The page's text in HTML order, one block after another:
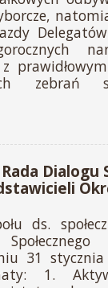
zebrań
Dialogu
ds.
31
1.